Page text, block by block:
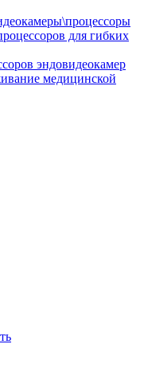
для гибких
эндовидеокамер
медицинской